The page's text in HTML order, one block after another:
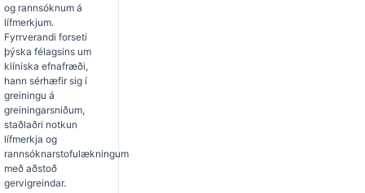
og rannsóknum á
lífmerkjum.
Fyrrverandi forseti
þýska félagsins um
klíníska efnafræði,
hann sérhæfir sig í
greiningu á
greiningarsniðum,
staðlaðri notkun
lífmerkja og
rannsóknarstofulækningum
með aðstoð
gervigreindar.